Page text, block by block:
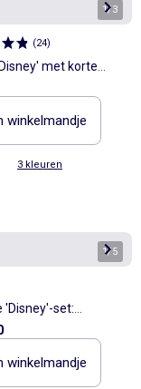
1/3
(24)
met korte
winkelmandje
3 kleuren
1/5
'Disney'-set:
legging
winkelmandje